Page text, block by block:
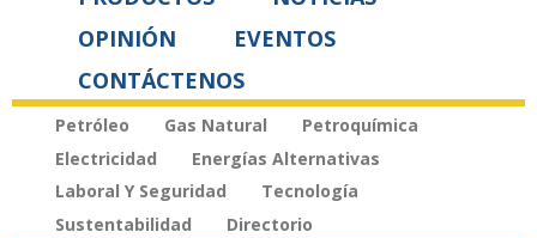
OPINIÓN
EVENTOS
CONTÁCTENOS
Petróleo Gas Natural
Petroquímica
Electricidad
Energías Alternativas
Laboral Y Seguridad
Tecnología
Sustentabilidad
Directorio